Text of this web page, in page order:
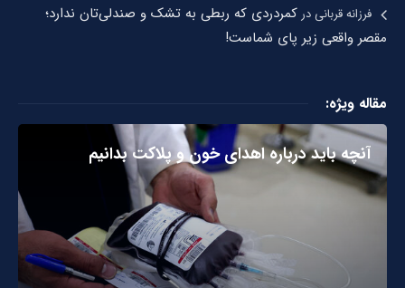
فرزانه قربانیدر کمردردی که ربطی به تشک و صندلی‌تان ندارد؛
مقصر واقعی زیر پای شماست!
مقاله ویژه:
آنچه باید درباره اهدای خون و پلاکت بدانیم